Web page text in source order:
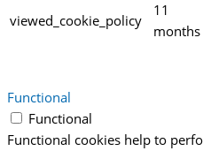
viewed_cookie_policy
11
months
Functional
Functional
Functional cookies help to